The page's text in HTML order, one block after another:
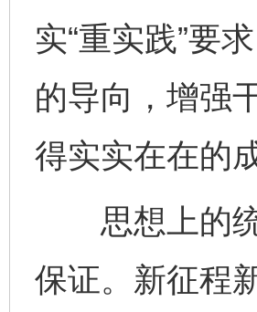
实“重实践”要
的导向，增强
得实实在在的
思想上的统
保证。新征程